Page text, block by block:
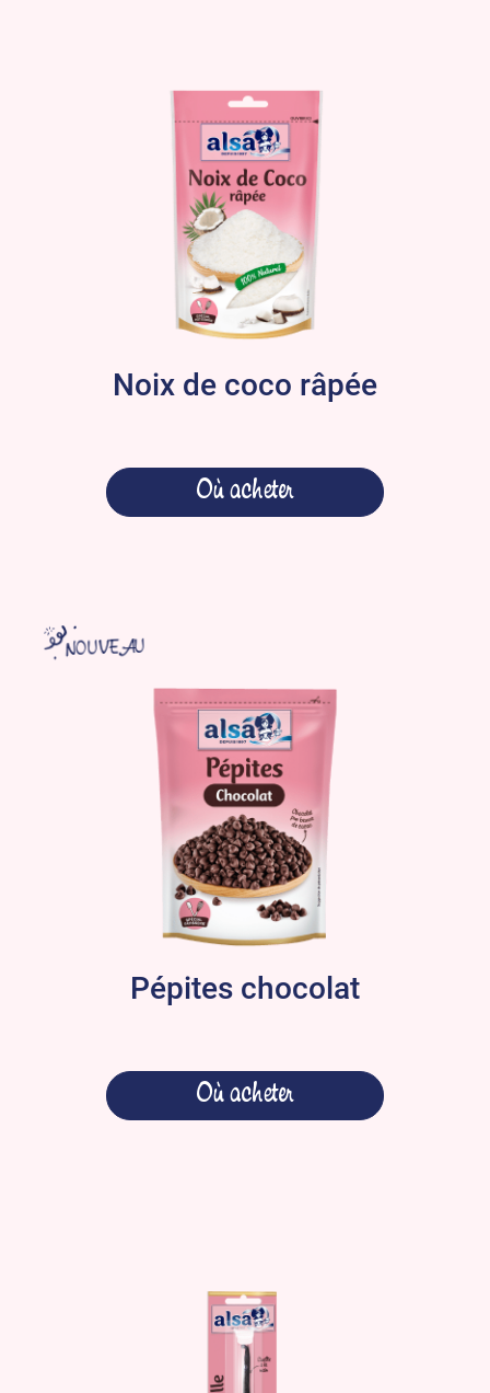
Noix de coco râpée
Où acheter
Pépites chocolat
NOUVEAU
Où acheter